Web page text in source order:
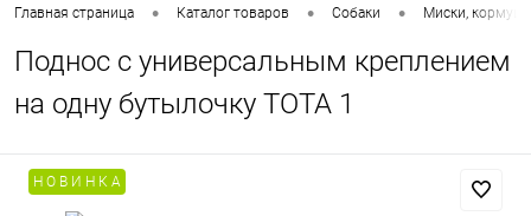
Главная страница • Каталог товаров • Собаки • Миски,
Поднос с универсальным креплением
на одну бутылочку TOTA 1
Н О В И Н К А